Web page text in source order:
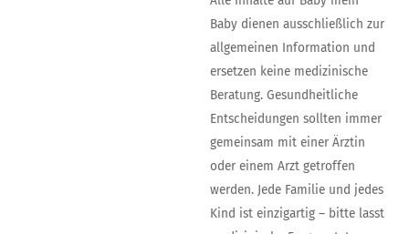
Baby dienen ausschließlich zur
allgemeinen Information und
ersetzen keine medizinische
Beratung. Gesundheitliche
Entscheidungen sollten immer
gemeinsam mit einer Ärztin
oder einem Arzt getroffen
werden. Jede Familie und jedes
Kind ist einzigartig – bitte lasst